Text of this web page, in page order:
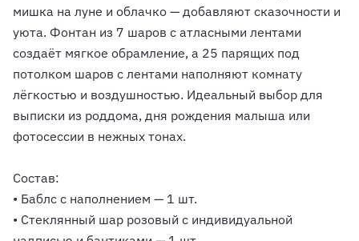
мишка на луне и облачко — добавляют сказочности и
уюта. Фонтан из 7 шаров с атласными лентами
создаёт мягкое обрамление, а 25 парящих под
потолком шаров с лентами наполняют комнату
лёгкостью и воздушностью. Идеальный выбор для
выписки из роддома, дня рождения малыша или
фотосессии в нежных тонах.
Состав:
• Баблс с наполнением — 1 шт.
• Стеклянный шар розовый с индивидуальной